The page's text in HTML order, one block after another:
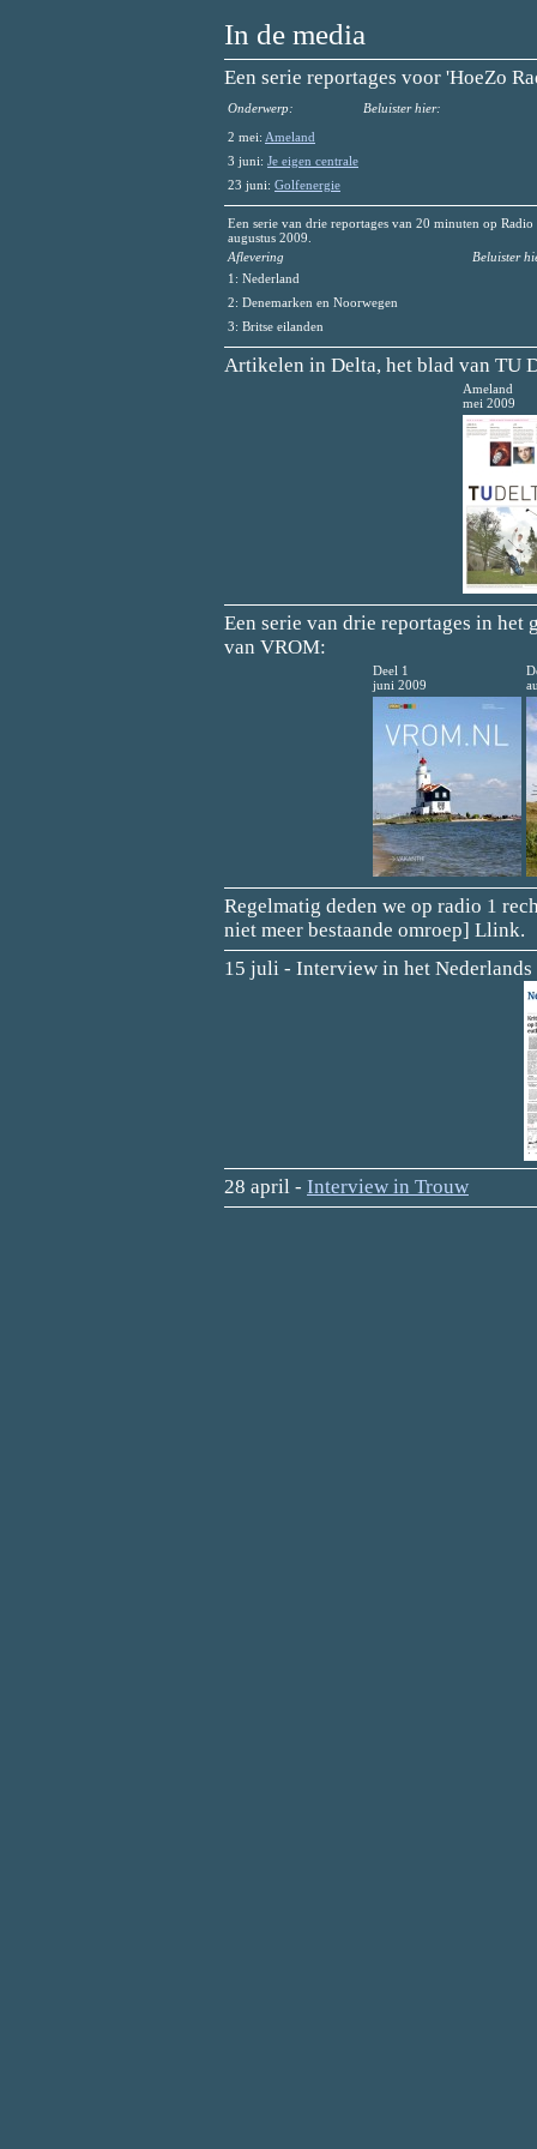
In de media
Een serie reportages voor 'HoeZo
Onderwerp:
Beluister hier:
2 mei: Ameland
3 juni: Je eigen centrale
23 juni: Golfenergie
Een serie van drie reportages van 20 minuten op
augustus 2009.
Aflevering
Beluister
1: Nederland
2: Denemarken en Noorwegen
3: Britse eilanden
Artikelen in Delta, het blad van TU
Ameland
mei 2009
Een serie van drie reportages in
van VROM:
Deel 1
juni 2009
Regelmatig deden we op radio 1
niet meer bestaande omroep] Llink.
15 juli - Interview in het Nederlands
28 april - Interview in Trouw